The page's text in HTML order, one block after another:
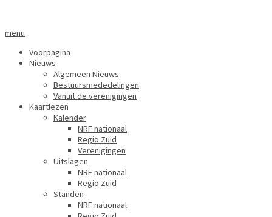
menu
Voorpagina
Nieuws
Algemeen Nieuws
Bestuursmededelingen
Vanuit de verenigingen
Kaartlezen
Kalender
NRF nationaal
Regio Zuid
Verenigingen
Uitslagen
NRF nationaal
Regio Zuid
Standen
NRF nationaal